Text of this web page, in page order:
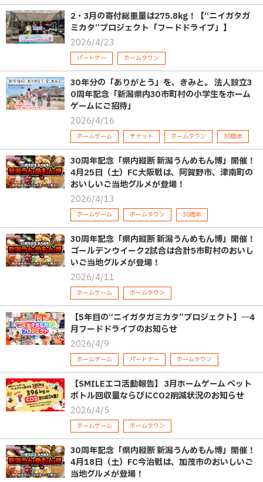
2・3月の寄付総重量は275.8kg！【“ニイガタガ
ミカタ”プロジェクト「フードドライブ」】
2026/4/23
パートナー ホームタウン
30年分の「ありがとう」を、きみと。 法人設立3
0周年記念「新潟県内30市町村の小学生をホーム
ゲームにご招待」
2026/4/16
ホームゲーム チケット ホームタウン 30周年
30周年記念「県内縦断 新潟うんめもん博」開催！
4月25日（土）FC大阪戦は、阿賀野市、津南町の
おいしいご当地グルメが登場！
2026/4/13
ホームゲーム ホームタウン 30周年
30周年記念「県内縦断 新潟うんめもん博」開催！
ゴールデンウイーク2試合は合計5市町村のおいし
いご当地グルメが登場！
2026/4/11
ホームゲーム ホームタウン
【5年目の“ニイガタガミカタ”プロジェクト】―4
月フードドライブのお知らせ
2026/4/9
ホームゲーム パートナー ホームタウン
【SMILEエコ活動報告】 3月ホームゲーム ペット
ボトル回収量ならびにCO2削減状況のお知らせ
2026/4/5
ホームゲーム ホームタウン
30周年記念「県内縦断 新潟うんめもん博」開催！
4月18日（土）FC今治戦は、加茂市のおいしいご
当地グルメが登場！